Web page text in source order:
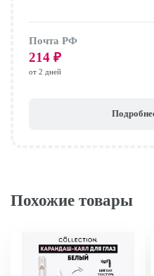
Почта РФ
214 ₽
от 2 дней
Похожие товары